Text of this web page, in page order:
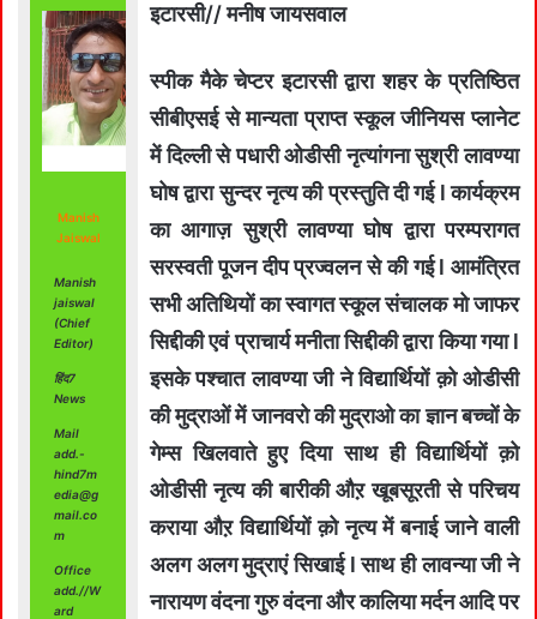
Manish
Jaiswal
Manish
jaiswal
(Chief
Editor)
हिंद7
News
Mail
add.-
hind7m
edia@g
mail.co
m
Office
add.//W
ard
इटारसी// मनीष जायसवाल
स्पीक मैके चेप्टर इटारसी द्वारा शहर के प्रतिष्ठित
सीबीएसई से मान्यता प्राप्त स्कूल जीनियस प्लानेट
में दिल्ली से पधारी ओडीसी नृत्यांगना सुश्री लावण्या
घोष द्वारा सुन्दर नृत्य की प्रस्तुति दी गई l कार्यक्रम
का आगाज़ सुश्री लावण्या घोष द्वारा परम्परागत
सरस्वती पूजन दीप प्रज्वलन से की गई l आमंत्रित
सभी अतिथियों का स्वागत स्कूल संचालक मो जाफर
सिद्दीकी एवं प्राचार्य मनीता सिद्दीकी द्वारा किया गया l
इसके पश्चात लावण्या जी ने विद्यार्थियों क़ो ओडीसी
की मुद्राओं में जानवरो की मुद्राओ का ज्ञान बच्चों के
गेम्स खिलवाते हुए दिया साथ ही विद्यार्थियों क़ो
ओडीसी नृत्य की बारीकी औऱ खूबसूरती से परिचय
कराया औऱ विद्यार्थियों क़ो नृत्य में बनाई जाने वाली
अलग अलग मुद्राएं सिखाई l साथ ही लावन्या जी ने
नारायण वंदना गुरु वंदना और कालिया मर्दन आदि पर